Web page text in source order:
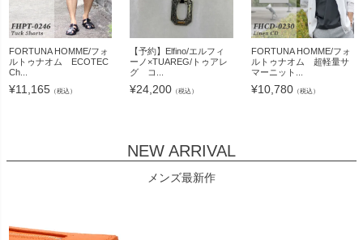
FORTUNA HOMME/フォ
ルトゥナオム ECOTEC
Ch...
¥11,165 （税込）
【予約】Elfino/エルフィ
ーノ×TUAREG/トゥアレ
グ コ...
¥24,200 （税込）
FORTUNA HOMME/フォ
ルトゥナオム 超軽量サ
マーニット...
¥10,780（税込）
NEW ARRIVAL
メンズ最新作